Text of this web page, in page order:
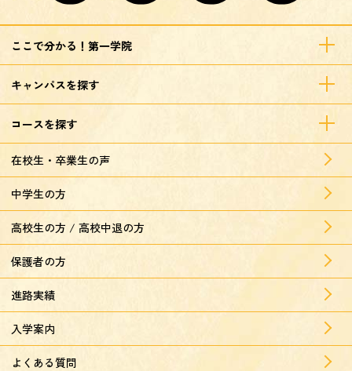
ここで分かる！第一学院
キャンパスを探す
コースを探す
在校生・卒業生の声
中学生の方
高校生の方 / 高校中退の方
保護者の方
進路実績
入学案内
よくある質問